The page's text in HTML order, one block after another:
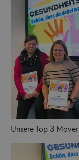
Unsere Top 3 Mover